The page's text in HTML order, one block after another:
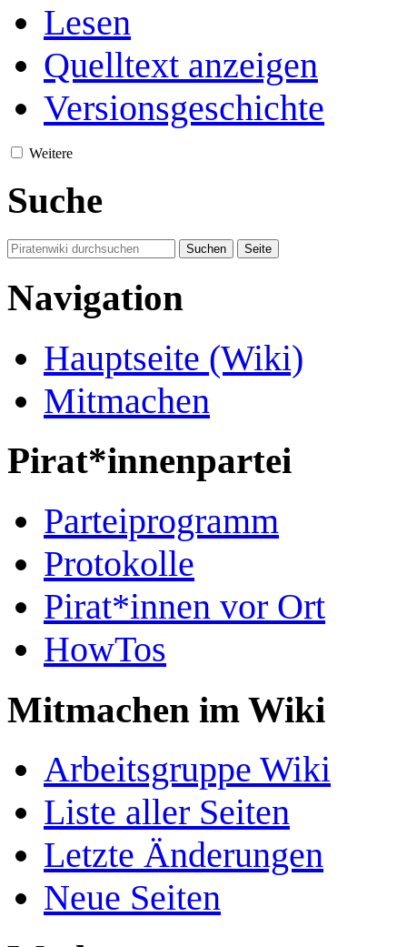
Lesen
Quelltext anzeigen
Versionsgeschichte
Weitere
Suche
Navigation
Hauptseite (Wiki)
Mitmachen
Pirat*innenpartei
Parteiprogramm
Protokolle
Pirat*innen vor Ort
HowTos
Mitmachen im Wiki
Arbeitsgruppe Wiki
Liste aller Seiten
Letzte Änderungen
Neue Seiten